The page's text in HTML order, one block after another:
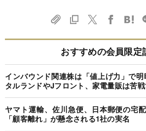
おすすめの会員限定
インバウンド関連株は「値上げ力」で
タルランドやJフロント、家電量販は苦
ヤマト運輸、佐川急便、日本郵便の宅
「顧客離れ」が懸念される1社の実名